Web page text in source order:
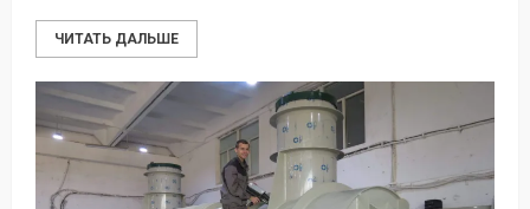
ЧИТАТЬ ДАЛЬШЕ